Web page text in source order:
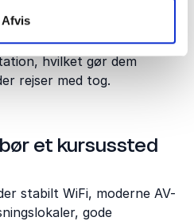
Afvis
ligger i
hvilket gør dem
rejser med tog.
et kursussted
stabilt WiFi, moderne AV-
gode